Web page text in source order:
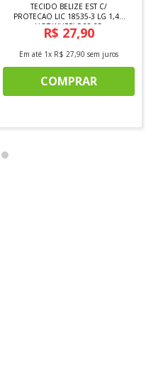
TECIDO BELIZE EST C/
PROTECAO LIC 18535-3 LG 1,40
HOT WHEELS 08 25
R$ 27,90
Em até 1x R$ 27,90 sem juros
COMPRAR